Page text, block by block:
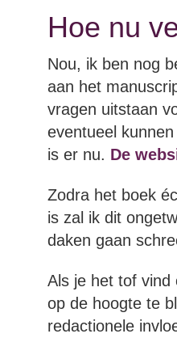
Hoe nu
Nou, ik ben nog
aan het
vragen uitstaan
eventueel
is er nu. De
Zodra het boek
is zal ik dit
daken gaan
Als je het tof vind
op de hoogte te
redactionele